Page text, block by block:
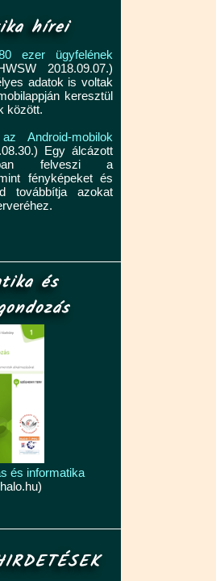
hírei
ezer ügyfelének
2018.09.07.)
adatok is voltak
keresztül
között.
Android-mobilok
Egy álcázott
felveszi a
fényképeket és
továbbítja azokat
és
és informatika